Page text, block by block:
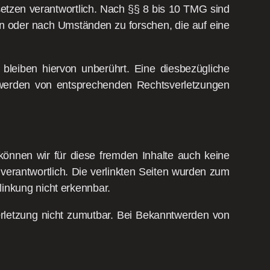
verantwortlich. Nach §§ 8 bis 10 TMG sind
oder nach Umständen zu forschen, die auf eine
hiervon unberührt. Eine diesbezügliche
von entsprechenden Rechtsverletzungen
wir für diese fremden Inhalte auch keine
Die verlinkten Seiten wurden zum
nicht erkennbar.
nicht zumutbar. Bei Bekanntwerden von